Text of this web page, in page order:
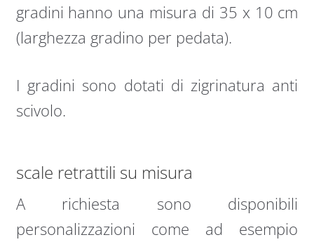
gradini hanno una misura di 35 x 10 cm
(larghezza gradino per pedata).
I gradini sono dotati di zigrinatura anti
scivolo.
scale retrattili su misura
A richiesta sono disponibili
personalizzazioni come ad esempio